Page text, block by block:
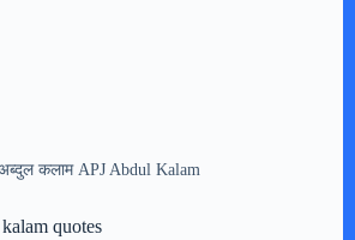
कलाम APJ Abdul Kalam
quotes